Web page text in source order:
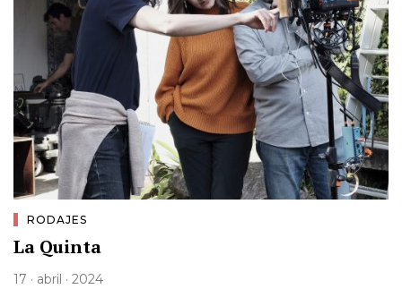
RODAJES
La Quinta
17 · abril · 2024